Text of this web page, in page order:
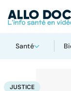
Santé
AccueilSanté
JUSTICE